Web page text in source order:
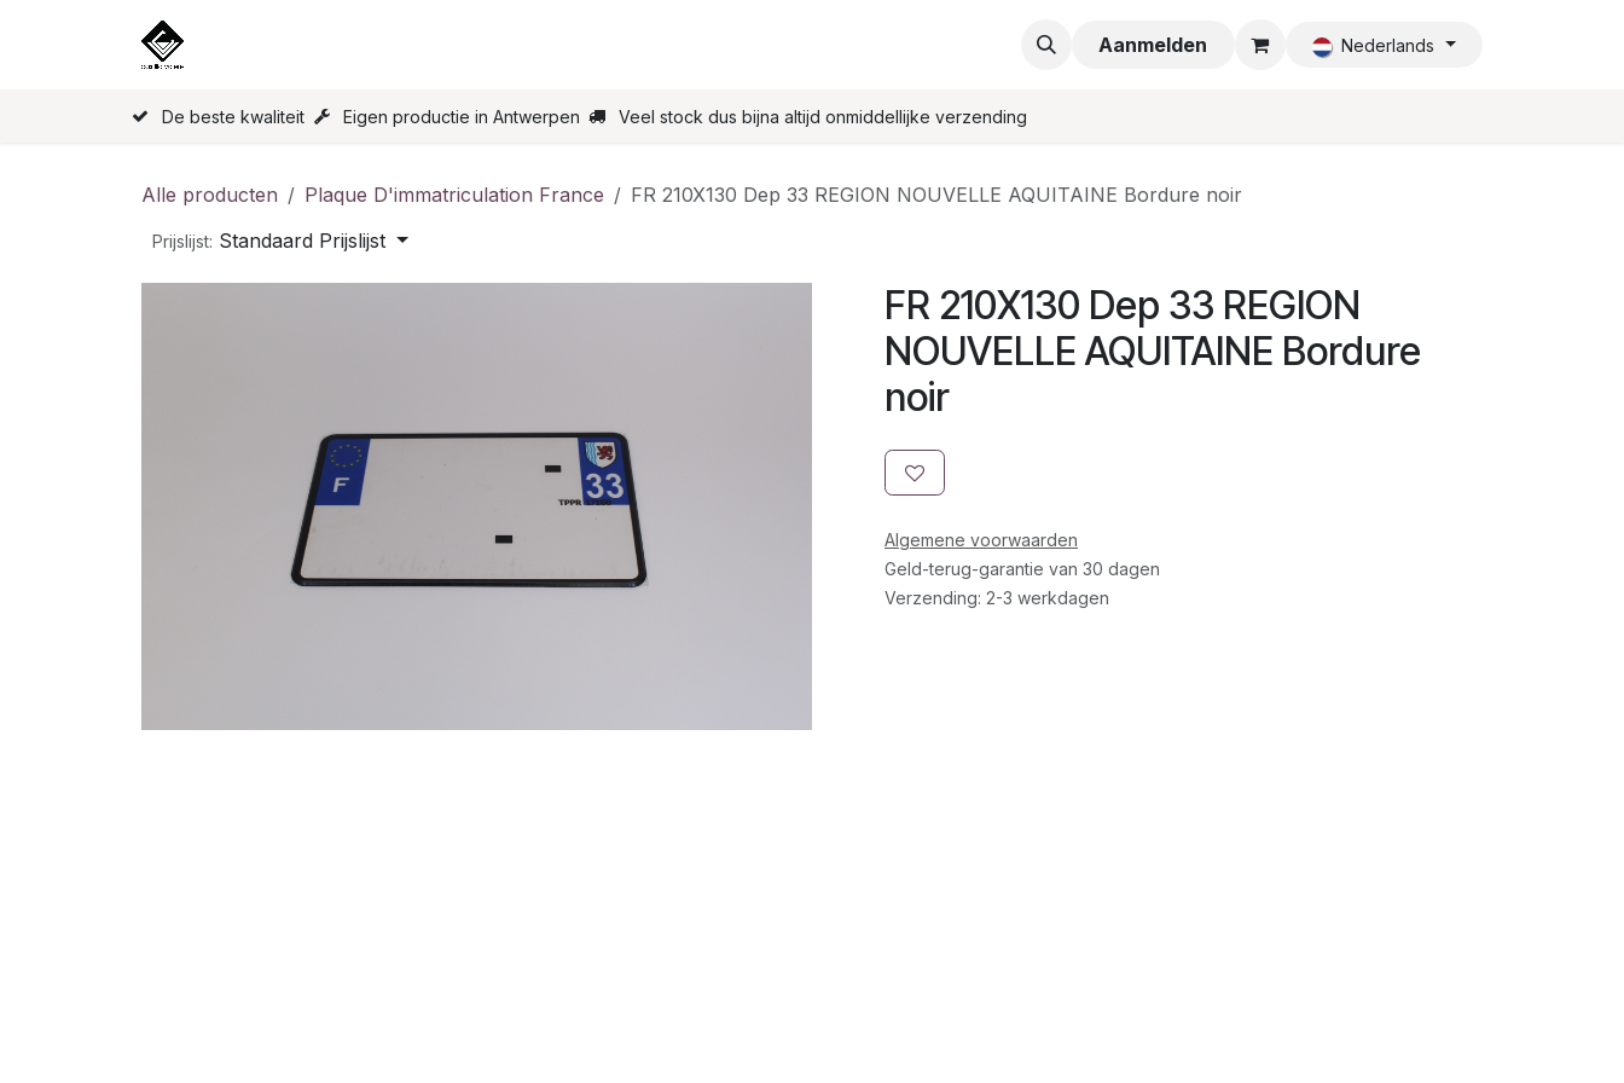
Startpagina Aanmelden Nederlands
De beste kwaliteit Eigen productie in Antwerpen Veel stock dus bijna altijd onmiddellijke verzending
Alle producten Plaque D'immatriculation France FR 210X130 Dep 33 REGION NOUVELLE AQUITAINE Bordure noir
Prijslijst: Standaard Prijslijst
FR 210X130 Dep 33 REGION
NOUVELLE AQUITAINE Bordure
noir
Algemene voorwaarden
Geld-terug-garantie van 30 dagen
Verzending: 2-3 werkdagen